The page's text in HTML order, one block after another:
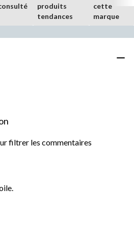
produits
tendances
cette
marque
filtrer les commentaires